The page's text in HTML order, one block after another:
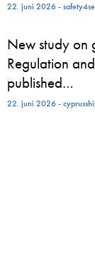
22. juni 2026 -
New study on
Regulation
published…
22. juni 2026 -